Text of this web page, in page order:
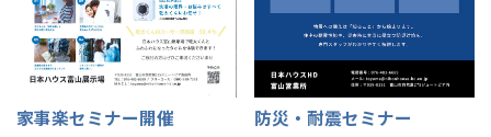
家事楽セミナー開催 防災・耐震セミナー